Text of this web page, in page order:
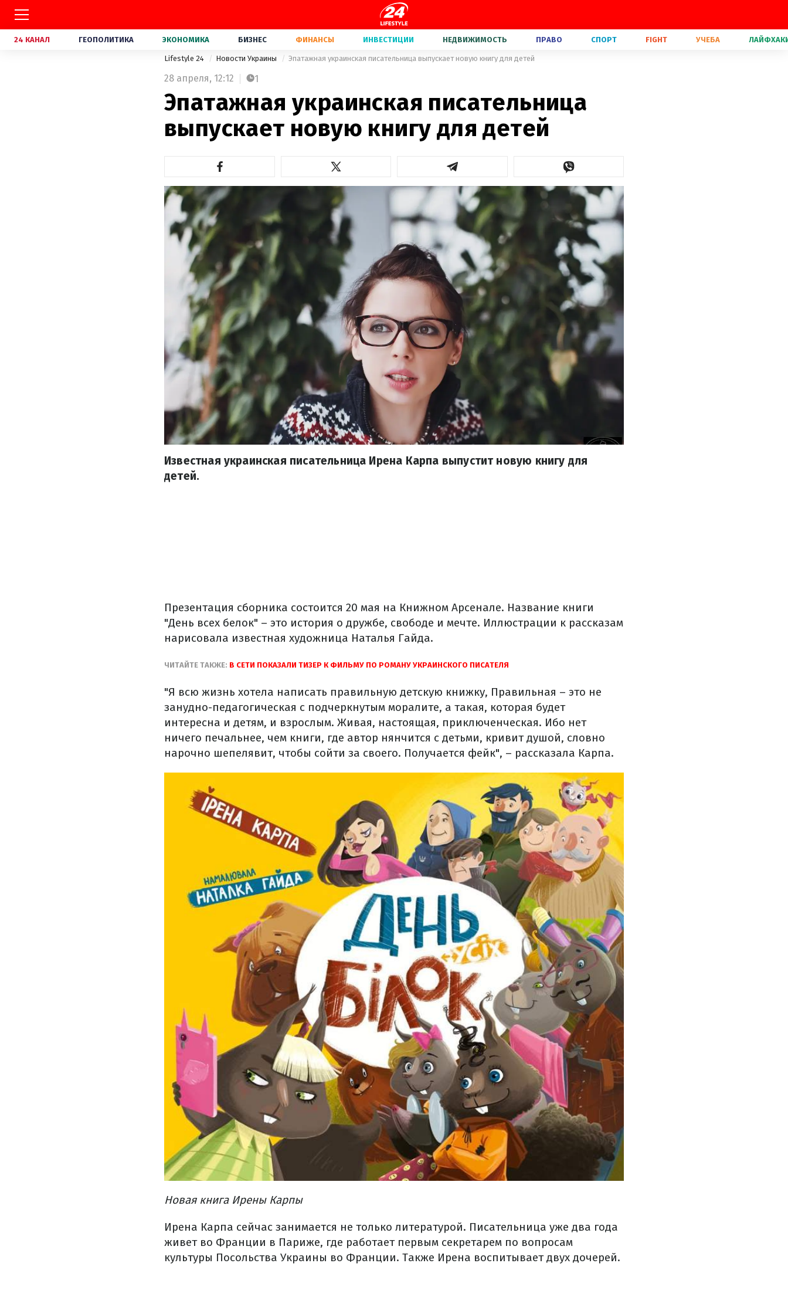
24 КАНАЛ ГЕОПОЛИТИКА ЭКОНОМИКА БИЗНЕС ФИНАНСЫ ИНВЕСТИЦИИ НЕДВИЖИМОСТЬ ПРАВО СПОРТ FIGHT УЧЕБА
Lifestyle 24 Новости Украины Эпатажная украинская писательница выпускает новую книгу для детей
28 апреля, 12:12 1
Эпатажная украинская писательница
выпускает новую книгу для детей
Известная украинская писательница Ирена Карпа выпустит новую книгу для
детей.
Презентация сборника состоится 20 мая на Книжном Арсенале. Название книги
"День всех белок" – это история о дружбе, свободе и мечте. Иллюстрации к рассказам
нарисовала известная художница Наталья Гайда.
ЧИТАЙТЕ ТАКЖЕ: В СЕТИ ПОКАЗАЛИ ТИЗЕР К ФИЛЬМУ ПО РОМАНУ УКРАИНСКОГО ПИСАТЕЛЯ
"Я всю жизнь хотела написать правильную детскую книжку, Правильная – это не
занудно-педагогическая с подчеркнутым моралите, а такая, которая будет
интересна и детям, и взрослым. Живая, настоящая, приключенческая. Ибо нет
ничего печальнее, чем книги, где автор нянчится с детьми, кривит душой, словно
нарочно шепелявит, чтобы сойти за своего. Получается фейк", – рассказала Карпа.
Новая книга Ирены Карпы
Ирена Карпа сейчас занимается не только литературой. Писательница уже два года
живет во Франции в Париже, где работает первым секретарем по вопросам
культуры Посольства Украины во Франции. Также Ирена воспитывает двух дочерей.